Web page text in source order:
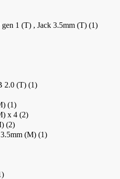
1 (T) , Jack 3.5mm (T) (1)
2.0 (T) (1)
(1)
x 4 (2)
(2)
(M) (1)